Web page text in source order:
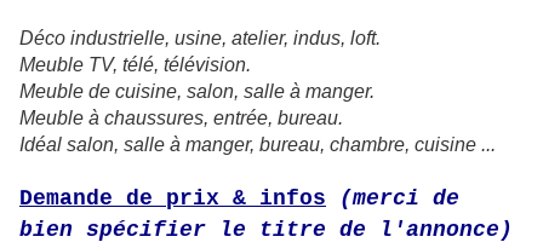
Déco industrielle, usine, atelier, indus, loft.
Meuble TV, télé, télévision.
Meuble de cuisine, salon, salle à manger.
Meuble à chaussures, entrée, bureau.
Idéal salon, salle à manger, bureau, chambre, cuisine ...
Demande de prix & infos
(merci de
bien spécifier le titre de l'annonce)